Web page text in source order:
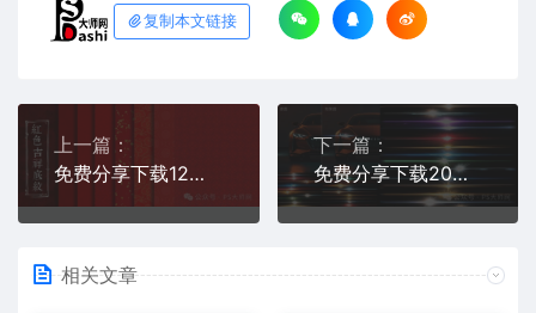
复制本文链接
上一篇：
免费分享下载12张4k超高清可免费商用过年红色吉祥喜庆背景底纹素材中国风春节新年古典传统红包JPG图片PS平面设计肌理贴图网站
下一篇：
免费分享下载20张超高清可免费商用镜头光晕辉光眩光JPG素材可快速抠图成PNG图片摄影后期合成叠加溶图PS设计师背景lrc模板
相关文章